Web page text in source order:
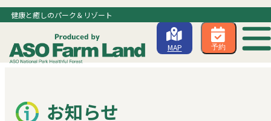
健康と癒しのパーク＆リゾート
MAP 予約
お知らせ